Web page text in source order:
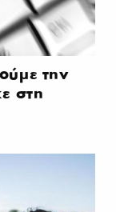
την
στη